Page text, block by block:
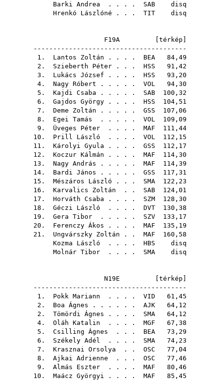
Barki Andrea . . . . SAB disq
Hrenkó Lászlóné . . . TIT disq
F19A [ térkép
---------------------------------------
1. Lantos Zoltán . . . . BEA 84,49
2. Szieberth Péter . . . HSS 91,42
3. Lukács József . . . . HSS 93,20
4. Nagy Róbert . . . . . VOL 94,30
5. Kajdi Csaba . . . . . SAB 100,32
6. Gajdos György . . . . HSS 104,51
7. Deme Zoltán . . . . . GSS 107,06
8. Egei Tamás . . . . . VOL 109,09
9. Üveges Péter . . . . MAF 111,44
10. Prill László . . . . VOL 112,15
11. Károlyi Gyula . . . . GSS 112,17
12. Koczur Kálmán . . . . MAF 114,30
13. Nagy András . . . . . MAF 114,39
14. Bardi János . . . . . GSS 117,31
15. Mészáros László . . . SMA 122,23
16. Karvalics Zoltán . . SAB 124,01
17. Horváth Csaba . . . . SZM 128,30
18. Géczi László . . . . DVT 130,38
19. Gera Tibor . . . . . SZV 133,17
20. Ferenczy Ákos . . . . MAF 135,19
21. Ungvárszky Zoltán . . MAF 160,58
Kozma László . . . . HBS disq
Molnár Tibor . . . . SMA disq
N19E [ térkép
---------------------------------------
1. Pokk Mariann . . . . VID 61,45
2. Boa Ágnes . . . . . . AJK 64,12
2. Tömördi Ágnes . . . . SMA 64,12
4. Oláh Katalin . . . . MGF 67,38
5. Csilling Ágnes . . . BEA 73,29
6. Székely Adél . . . . SMA 74,23
7. Krasznai Orsolya . . OSC 77,04
8. Ajkai Adrienne . . . OSC 77,46
9. Almás Eszter . . . . MAF 80,46
10. Maácz Györgyi . . . . MAF 85,45